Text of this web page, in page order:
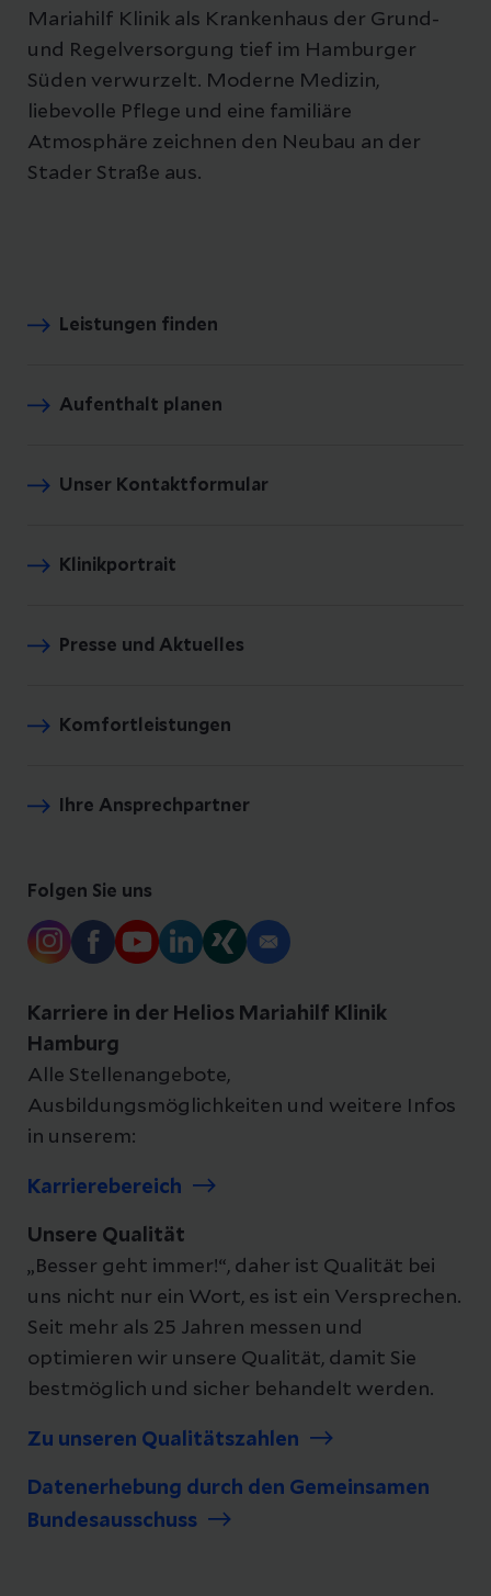
Mariahilf Klinik als Krankenhaus der Grund-
und Regelversorgung tief im Hamburger
Süden verwurzelt. Moderne Medizin,
liebevolle Pflege und eine familiäre
Atmosphäre zeichnen den Neubau an der
Stader Straße aus.
Leistungen finden
Aufenthalt planen
Unser Kontaktformular
Klinikportrait
Presse und Aktuelles
Komfortleistungen
Ihre Ansprechpartner
Folgen Sie uns
Karriere in der Helios Mariahilf Klinik
Hamburg
Alle Stellenangebote,
Ausbildungsmöglichkeiten und weitere Infos
in unserem:
Karrierebereich
Unsere Qualität
„Besser geht immer!“, daher ist Qualität bei
uns nicht nur ein Wort, es ist ein Versprechen.
Seit mehr als 25 Jahren messen und
optimieren wir unsere Qualität, damit Sie
bestmöglich und sicher behandelt werden.
Zu unseren Qualitätszahlen
Datenerhebung durch den Gemeinsamen
Bundesausschuss